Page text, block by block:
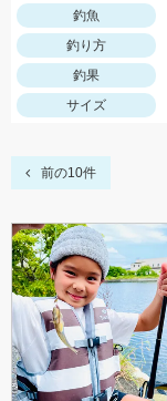
釣魚
釣り方
釣果
サイズ
前の10件